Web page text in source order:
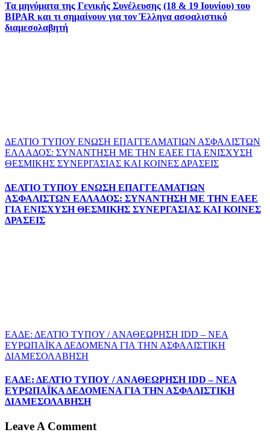
Τα μηνύματα της Γενικής Συνέλευσης (18 & 19 Ιουνίου) του
BIPAR και τι σημαίνουν για τον Έλληνα ασφαλιστικό
διαμεσολαβητή
ΔΕΛΤΙΟ ΤΥΠΟΥ ΕΝΩΣΗ ΕΠΑΓΓΕΛΜΑΤΙΩΝ ΑΣΦΑΛΙΣΤΩΝ
ΕΛΛΑΔΟΣ: ΣΥΝΑΝΤΗΣΗ ΜΕ ΤΗΝ ΕΑΕΕ ΓΙΑ ΕΝΙΣΧΥΣΗ
ΘΕΣΜΙΚΗΣ ΣΥΝΕΡΓΑΣΙΑΣ ΚΑΙ ΚΟΙΝΕΣ ΔΡΑΣΕΙΣ
ΔΕΛΤΙΟ ΤΥΠΟΥ ΕΝΩΣΗ ΕΠΑΓΓΕΛΜΑΤΙΩΝ
ΑΣΦΑΛΙΣΤΩΝ ΕΛΛΑΔΟΣ: ΣΥΝΑΝΤΗΣΗ ΜΕ ΤΗΝ ΕΑΕΕ
ΓΙΑ ΕΝΙΣΧΥΣΗ ΘΕΣΜΙΚΗΣ ΣΥΝΕΡΓΑΣΙΑΣ ΚΑΙ ΚΟΙΝΕΣ
ΔΡΑΣΕΙΣ
EΑΔΕ: ΔΕΛΤΙΟ ΤΥΠΟΥ / ΑΝΑΘΕΩΡΗΣΗ IDD – ΝΕΑ
ΕΥΡΩΠΑΪΚΑ ΔΕΔΟΜΕΝΑ ΓΙΑ ΤΗΝ ΑΣΦΑΛΙΣΤΙΚΗ
ΔΙΑΜΕΣΟΛΑΒΗΣΗ
EΑΔΕ: ΔΕΛΤΙΟ ΤΥΠΟΥ / ΑΝΑΘΕΩΡΗΣΗ IDD – ΝΕΑ
ΕΥΡΩΠΑΪΚΑ ΔΕΔΟΜΕΝΑ ΓΙΑ ΤΗΝ ΑΣΦΑΛΙΣΤΙΚΗ
ΔΙΑΜΕΣΟΛΑΒΗΣΗ
Leave A Comment